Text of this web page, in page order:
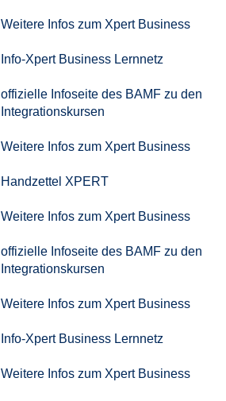
Weitere Infos zum Xpert Business
Info-Xpert Business Lernnetz
offizielle Infoseite des BAMF zu den
Integrationskursen
Weitere Infos zum Xpert Business
Handzettel XPERT
Weitere Infos zum Xpert Business
offizielle Infoseite des BAMF zu den
Integrationskursen
Weitere Infos zum Xpert Business
Info-Xpert Business Lernnetz
Weitere Infos zum Xpert Business